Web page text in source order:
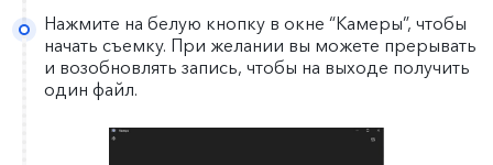
Нажмите на белую кнопку в окне “Камеры”, чтобы
начать съемку. При желании вы можете прерывать
и возобновлять запись, чтобы на выходе получить
один файл.